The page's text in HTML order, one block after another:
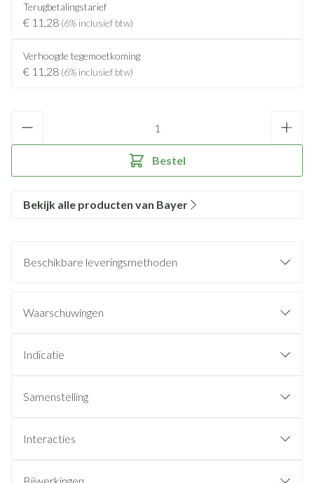
Terugbetalingstarief
€ 11,28 (6% inclusief btw)
Verhoogde tegemoetkoming
€ 11,28 (6% inclusief btw)
Bestel
Bekijk alle producten van Bayer
Beschikbare leveringsmethoden
Waarschuwingen
Indicatie
Samenstelling
Interacties